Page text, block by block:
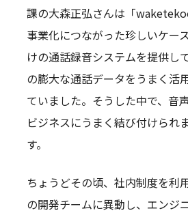
課の大森正弘さんは「
事業化につながった珍しいケー
けの通話録音システムを提供し
の膨大な通話データをうまく活
ていました。そうした中で、音
ビジネスにうまく結び付けられ
す。
ちょうどその頃、社内制度を
の開発チームに異動し、エンジ